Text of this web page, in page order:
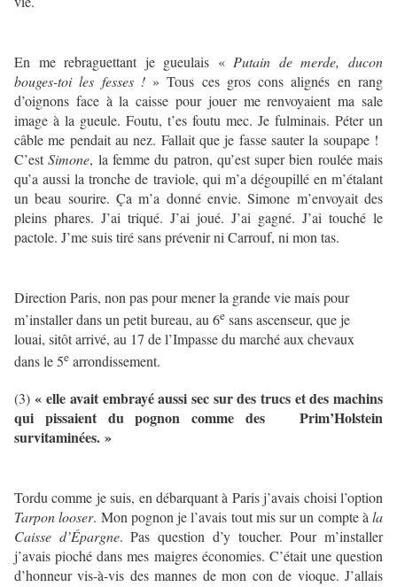
En me rebraguettant je gueulais « Putain de merde, ducon
bouges-toi les fesses !» Tous ces gros cons alignés en rang
d’oignons face à la caisse pour jouer me renvoyaient ma sale
image à la gueule. Foutu, t’es foutu mec. Je fulminais. Péter un
câble me pendait au nez. Fallait que je fasse sauter la soupape !
C’estSimone, la femme du patron, qu’est super bien roulée mais
qu’a aussi la tronche de traviole, qui m’a dégoupillé en m’étalant
un beau sourire. Ça m’a donné envie. Simone m’envoyait des
pleins phares. J’ai triqué. J’ai joué. J’ai gagné. J’ai touché le
pactole. J’me suis tiré sans prévenir ni Carrouf, ni mon tas.
Direction Paris, non pas pour mener la grande vie mais pour
m’installer dans un petit bureau, au 6e sans ascenseur, que je
louai, sitôt arrivé, au 17 de l’Impasse du marché aux chevaux
dans le 5e arrondissement.
(3) « elle avait embrayé aussi sec sur des trucs et des machins
qui pissaient du pognon comme des Prim’Holstein
survitaminées. »
Tordu comme je suis, en débarquant à Paris j’avais choisi l’option
Tarpon looser. Mon pognon je l’avais tout mis sur un compte à la
Caisse d’Épargne. Pas question d’y toucher. Pour m’installer
j’avais pioché dans mes maigres économies. C’était une question
d’honneur vis-à-vis des mannes de mon con de vioque. J’allais